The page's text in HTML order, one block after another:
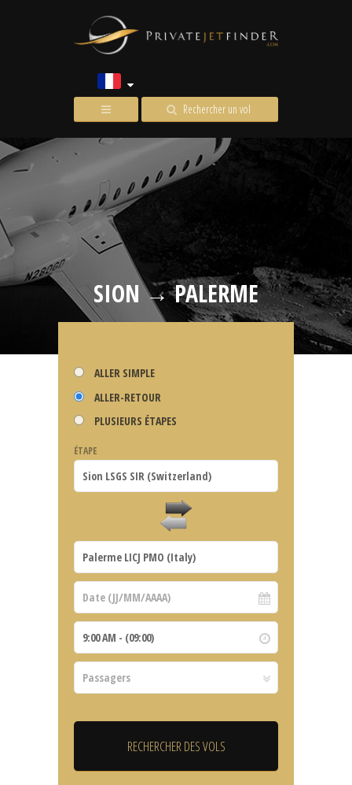
Rechercher un vol
SION → PALERME
ALLER SIMPLE
ALLER-RETOUR
PLUSIEURS ÉTAPES
ÉTAPE